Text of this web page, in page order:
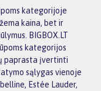
kategorijoje
kaina, bet ir
BIGBOX.LT
kategorijos
paprasta įvertinti
sąlygas vienoje
Estée Lauder,